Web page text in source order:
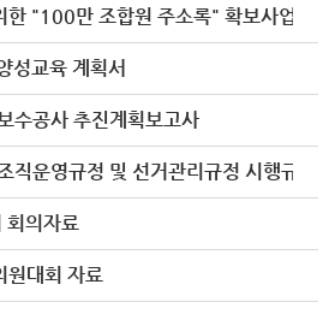
"100만 조합원 주소록" 확보사업
성교육 계획서
수공사 추진계획보고사
직운영규정 및 선거관리규정 시행규칙
회의자료
원대회 자료